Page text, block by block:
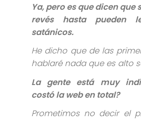
Ya, pero es que dicen que
revés hasta pueden
satánicos.
He dicho que de las
hablaré nada que es alto
La gente está muy
costó la web en total?
Prometimos no decir el